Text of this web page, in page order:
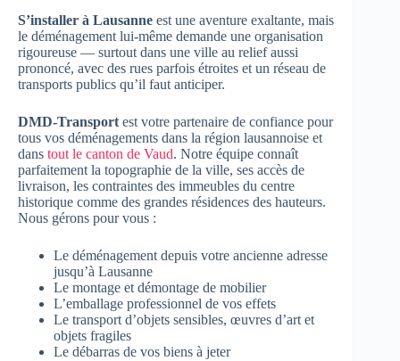
S’installer à Lausanne est une aventure exaltante, mais
le déménagement lui-même demande une organisation
rigoureuse — surtout dans une ville au relief aussi
prononcé, avec des rues parfois étroites et un réseau de
transports publics qu’il faut anticiper.
DMD-Transportest votre partenaire de confiance pour
tous vos déménagements dans la région lausannoise et
dans tout le canton de Vaud. Notre équipe connaît
parfaitement la topographie de la ville, ses accès de
livraison, les contraintes des immeubles du centre
historique comme des grandes résidences des hauteurs.
Nous gérons pour vous :
Le déménagement depuis votre ancienne adresse
jusqu’à Lausanne
Le montage et démontage de mobilier
L’emballage professionnel de vos effets
Le transport d’objets sensibles, œuvres d’art et
objets fragiles
Le débarras de vos biens à jeter